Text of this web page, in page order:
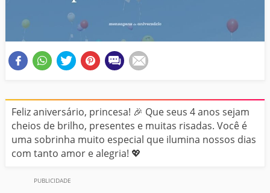
Feliz aniversário, princesa! 🎉 Que seus 4 anos sejam
cheios de brilho, presentes e muitas risadas. Você é
uma sobrinha muito especial que ilumina nossos dias
com tanto amor e alegria! 💖